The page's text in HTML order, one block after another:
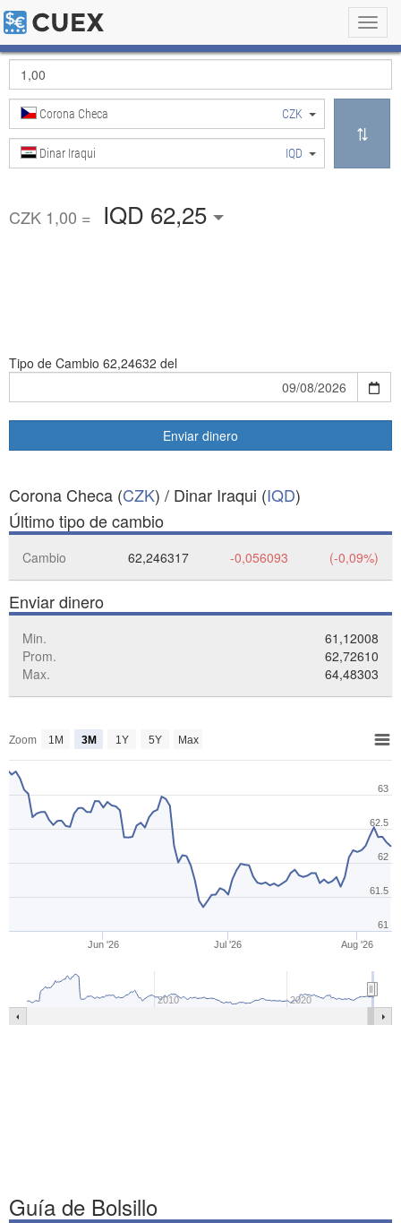
Corona Checa CZK
Dinar Iraqui IQD
CZK 1,00 = IQD 62,25
Tipo de Cambio 62,24632 del
Enviar dinero
Corona Checa (CZK) / Dinar Iraqui (IQD)
Último tipo de cambio
Cambio 62,246317 -0,056093 (-0,09%)
Enviar dinero
Min.
61,12008
Prom.
62,72610
Max.
64,48303
Jun '26 Jul '26 Aug '26
Zoom 1M 3M 1Y 5Y Max
2010 2020
61
61.5
62
62.5
63
Guía de Bolsillo